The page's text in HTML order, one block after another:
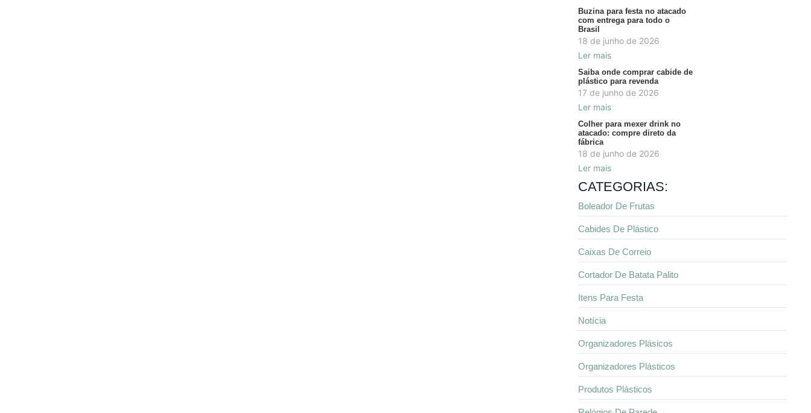
Buzina para festa no atacado
com entrega para todo o
Brasil
18 de junho de 2026
Ler mais
Saiba onde comprar cabide de
plástico para revenda
17 de junho de 2026
Ler mais
Colher para mexer drink no
atacado: compre direto da
fábrica
18 de junho de 2026
Ler mais
CATEGORIAS:
Boleador De Frutas
Cabides De Plástico
Caixas De Correio
Cortador De Batata Palito
Itens Para Festa
Notícia
Organizadores Plásicos
Organizadores Plásticos
Produtos Plásticos